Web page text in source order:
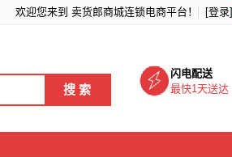
欢迎您来到 卖货郎商城连锁电商平台 ！ [登录]
搜 索
闪电配送
最快1天送达